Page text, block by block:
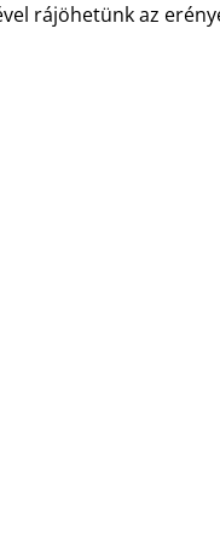
rájöhetünk az